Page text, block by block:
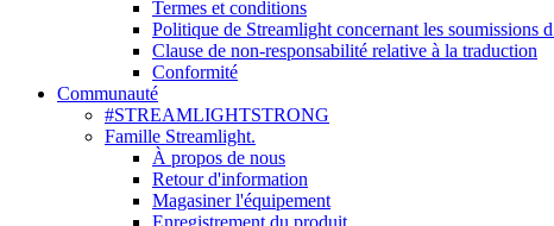
Termes et conditions
Politique de Streamlight concernant les soumissions
Clause de non-responsabilité relative à la traduction
Conformité
Communauté
#STREAMLIGHTSTRONG
Famille Streamlight.
À propos de nous
Retour d'information
Magasiner l'équipement